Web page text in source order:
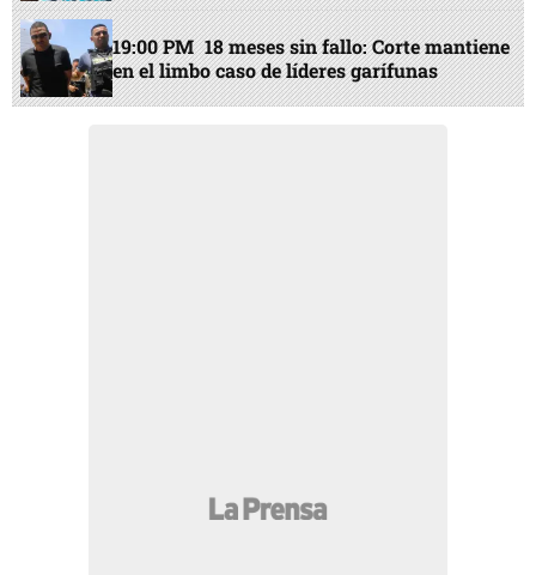
19:00 PM 18 meses sin fallo: Corte mantiene
en el limbo caso de líderes garífunas